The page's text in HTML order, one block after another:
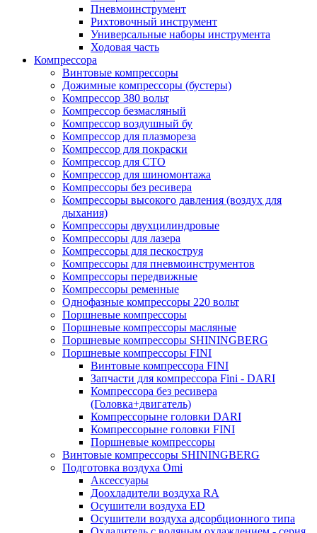
Пневмоинструмент
Рихтовочный инструмент
Универсальные наборы инструмента
Ходовая часть
Компрессора
Винтовые компрессоры
Дожимные компрессоры (бустеры)
Компрессор 380 вольт
Компрессор безмасляный
Компрессор воздушный бу
Компрессор для плазмореза
Компрессор для покраски
Компрессор для СТО
Компрессор для шиномонтажа
Компрессоры без ресивера
Компрессоры высокого давления (воздух для
дыхания)
Компрессоры двухцилиндровые
Компрессоры для лазера
Компрессоры для пескоструя
Компрессоры для пневмоинструментов
Компрессоры передвижные
Компрессоры ременные
Однофазные компрессоры 220 вольт
Поршневые компрессоры
Поршневые компрессоры масляные
Поршневые компрессоры SHININGBERG
Поршневые компрессоры FINI
Винтовые компрессора FINI
Запчасти для компрессора Fini - DARI
Компрессора без ресивера
(Головка+двигатель)
Компрессорыне головки DARI
Компрессорыне головки FINI
Поршневые компрессоры
Винтовые компрессоры SHININGBERG
Подготовка воздуха Omi
Аксессуары
Доохладители воздуха RA
Осушители воздуха ED
Осушители воздуха адсорбционного типа